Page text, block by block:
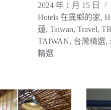
2024 年 1 月 15 日
Hotels 在異鄉的家,
蓮, Taiwan, Travel,
TAIWAN, 台灣精選,
精選